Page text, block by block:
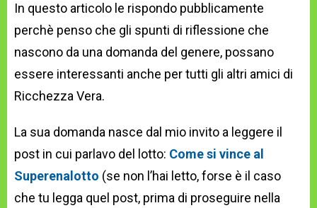
In questo articolo le rispondo pubblicamente
perchè penso che gli spunti di riflessione che
nascono da una domanda del genere, possano
essere interessanti anche per tutti gli altri amici di
Ricchezza Vera.
La sua domanda nasce dal mio invito a leggere il
post in cui parlavo del lotto: Come si vince al
Superenalotto (se non l’hai letto, forse è il caso
che tu legga quel post, prima di proseguire nella